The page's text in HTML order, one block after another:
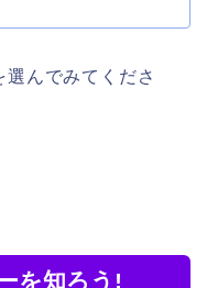
んでみてくださ
を知ろう!